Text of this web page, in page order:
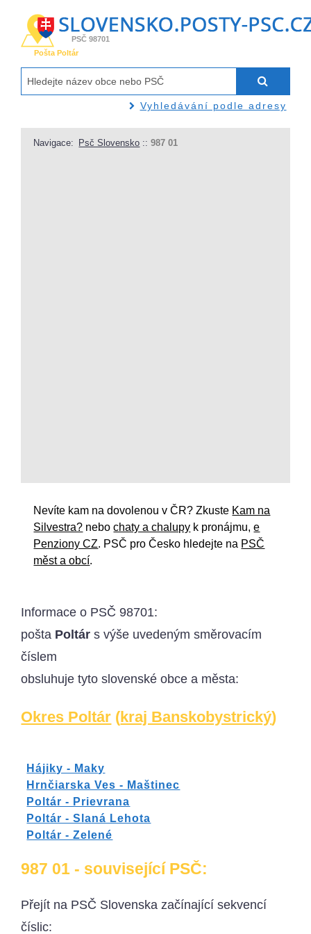
PSČ 98701
Pošta Poltár
Vyhledávání podle adresy
Navigace: Psč Slovensko ::987 01
Nevíte kam na dovolenou v ČR? Zkuste Kam na
Silvestra? nebochaty a chalupy k pronájmu,e
Penziony CZ. PSČ pro Česko hledejte na PSČ
měst a obcí.
Informace o PSČ 98701:
pošta Poltár s výše uvedeným směrovacím
číslem
obsluhuje tyto slovenské obce a města:
Okres Poltár (kraj Banskobystrický)
Hájiky - Maky
Hrnčiarska Ves - Maštinec
Poltár - Prievrana
Poltár - Slaná Lehota
Poltár - Zelené
987 01 - související PSČ:
Přejít na PSČ Slovenska začínající sekvencí
číslic: